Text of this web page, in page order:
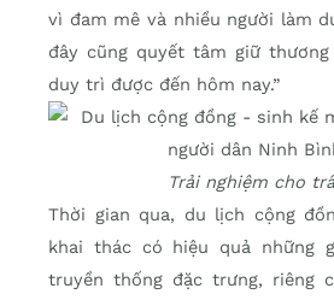
vì đam mê và nhiều người làm
đây cũng quyết tâm giữ
duy trì được đến hôm nay.”
Trải nghiệm cho
Thời gian qua, du lịch cộng
khai thác có hiệu quả những
truyền thống đặc trưng, riêng